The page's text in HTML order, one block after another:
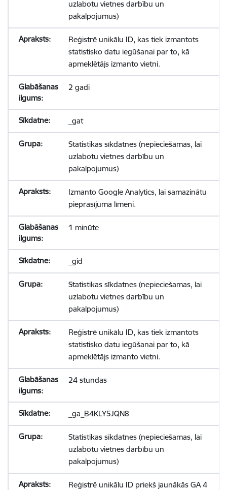
uzlabotu vietnes darbību un
pakalpojumus)
Reģistrē unikālu ID, kas tiek izmantots
statistisko datu iegūšanai par to, kā
apmeklētājs izmanto vietni.
2 gadi
_gat
Statistikas sīkdatnes (nepieciešamas, lai
uzlabotu vietnes darbību un
pakalpojumus)
Izmanto Google Analytics, lai samazinātu
pieprasījuma līmeni.
1 minūte
_gid
Statistikas sīkdatnes (nepieciešamas, lai
uzlabotu vietnes darbību un
pakalpojumus)
Reģistrē unikālu ID, kas tiek izmantots
statistisko datu iegūšanai par to, kā
apmeklētājs izmanto vietni.
24 stundas
_ga_B4KLY5JQN8
Statistikas sīkdatnes (nepieciešamas, lai
uzlabotu vietnes darbību un
pakalpojumus)
Reģistrē unikālu ID priekš jaunākās GA 4